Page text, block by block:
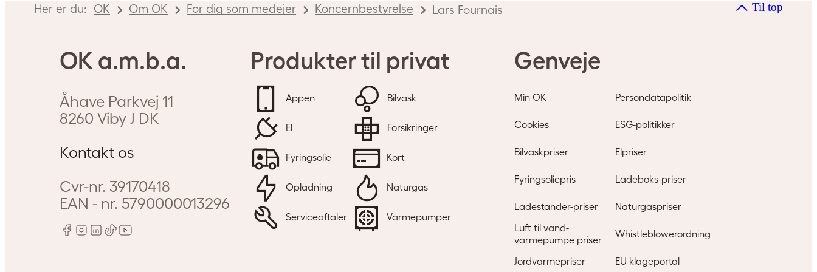
Her er du: OK Om OK For dig som medejer Koncernbestyrelse Lars Fournais Til top
OK a.m.b.a.
Åhave Parkvej 11
8260 Viby J DK
Kontakt os
Cvr-nr. 39170418
EAN - nr. 5790000013296
Produkter til privat
Appen Bilvask
El Forsikringer
Fyringsolie Kort
Opladning Naturgas
Serviceaftaler Varmepumper
Genveje
Min OK Persondatapolitik
Cookies ESG-politikker
Bilvaskpriser Elpriser
Fyringsoliepris Ladeboks-priser
Ladestander-priser
Naturgaspriser
Luft til vand-
varmepumpe priser
Whistleblowerordning
Jordvarmepriser EU klageportal